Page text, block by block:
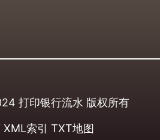
打印银行流水 版权所有
XML索引 TXT地图